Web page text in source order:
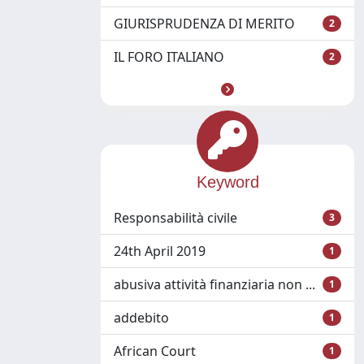
GIURISPRUDENZA DI MERITO 2
IL FORO ITALIANO 2
Keyword
Responsabilità civile
3
24th April 2019 1
abusiva attività finanziaria non ... 1
addebito 1
African Court 1